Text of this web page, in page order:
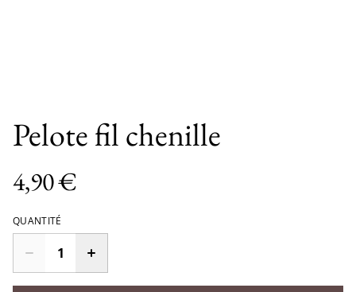
Pelote fil chenille
4,90 €
QUANTITÉ